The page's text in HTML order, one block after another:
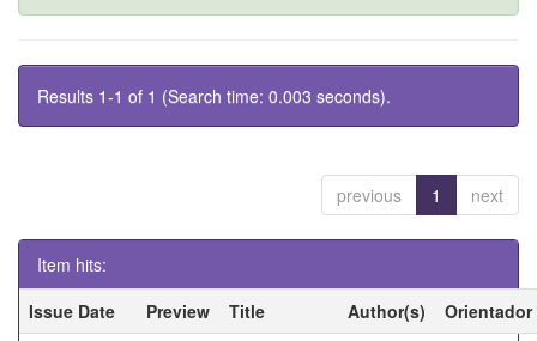
Results 1-1 of 1 (Search time: 0.003 seconds).
previous 1 next
Item hits:
Issue Date
Preview Title Author(s)
Orientador